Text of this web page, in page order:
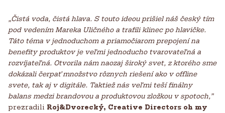
„Čistá voda, čistá hlava. S touto ideou prišiel náš český tím
pod vedením Mareka Uličného a trafili klinec po hlavičke.
Táto téma v jednoduchom a priamočiarom prepojení na
benefity produktov je veľmi jednoducho tvarovateľná a
rozvíjateľná. Otvorila nám naozaj široký svet, z ktorého sme
dokázali čerpať množstvo rôznych riešení ako v offline
svete, tak aj v digitále. Taktiež nás veľmi teší finálny
balans medzi brandovou a produktovou zložkou v spotoch,”
prezradili Roj&Dvorecký, Creative Directors oh my